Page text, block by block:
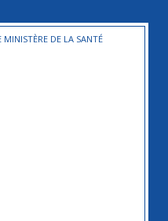
MINISTÈRE DE LA SANTÉ